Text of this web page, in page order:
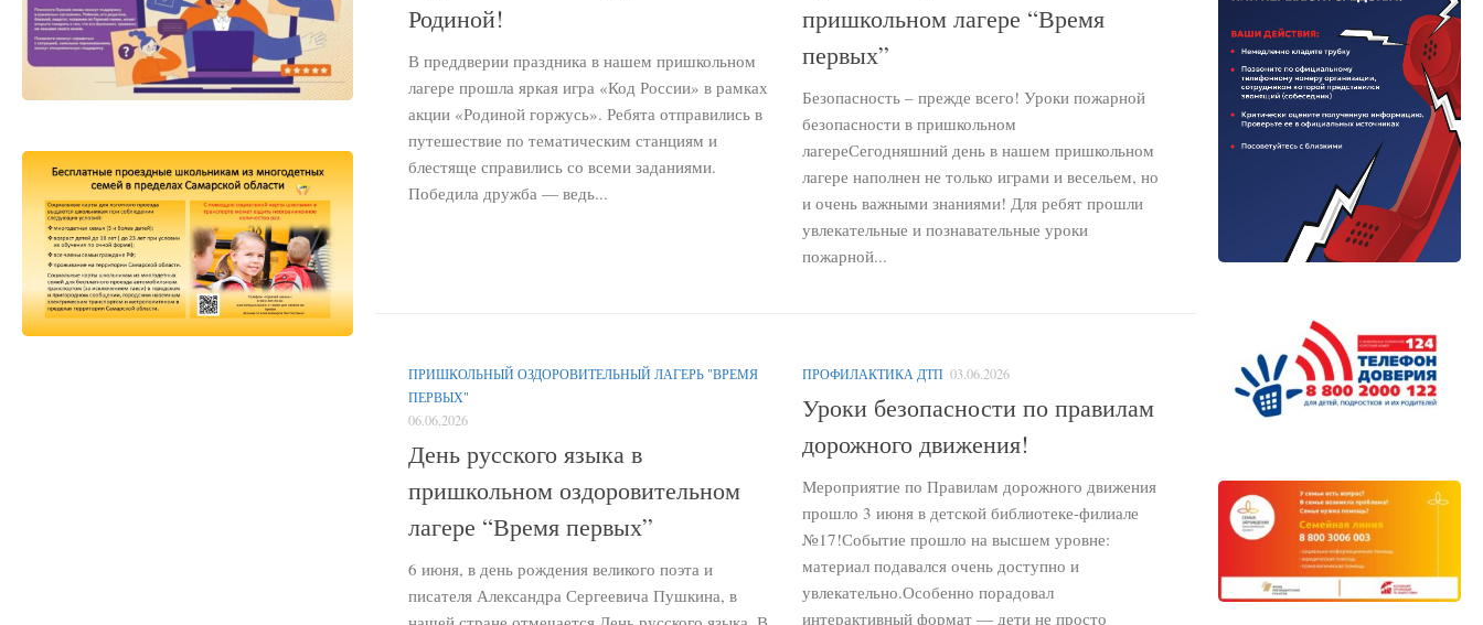
Родиной!
В преддверии праздника в нашем пришкольном
лагере прошла яркая игра «Код России» в рамках
акции «Родиной горжусь». Ребята отправились в
путешествие по тематическим станциям и
блестяще справились со всеми заданиями.
Победила дружба — ведь...
пришкольном лагере “Время
первых”
Безопасность – прежде всего! Уроки пожарной
безопасности в пришкольном
лагереСегодняшний день в нашем пришкольном
лагере наполнен не только играми и весельем, но
и очень важными знаниями! Для ребят прошли
увлекательные и познавательные уроки
пожарной...
ПРИШКОЛЬНЫЙ ОЗДОРОВИТЕЛЬНЫЙ ЛАГЕРЬ "ВРЕМЯ
ПЕРВЫХ"
06.06.2026
День русского языка в
пришкольном оздоровительном
лагере “Время первых”
6 июня, в день рождения великого поэта и
писателя Александра Сергеевича Пушкина, в
ПРОФИЛАКТИКА ДТП 03.06.2026
Уроки безопасности по правилам
дорожного движения!
Мероприятие по Правилам дорожного движения
прошло 3 июня в детской библиотеке-филиале
№17!Событие прошло на высшем уровне:
материал подавался очень доступно и
увлекательно.Особенно порадовал
интерактивный формат — дети не просто